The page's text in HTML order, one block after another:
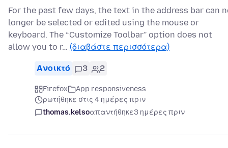
For the past few days, the text in the address bar can
longer be selected or edited using the mouse or
keyboard. The “Customize Toolbar” option does not
allow you to r… (διαβάστε περισσότερα)
Ανοικτό 3 2
Firefox
App responsiveness
ρωτήθηκε στις 4 ημέρες πριν
thomas.kelsoαπαντήθηκε3 ημέρες πριν